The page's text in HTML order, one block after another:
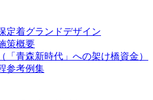
定着グランドデザイン
策概要
「青森新時代」への架け橋資金）
参考例集